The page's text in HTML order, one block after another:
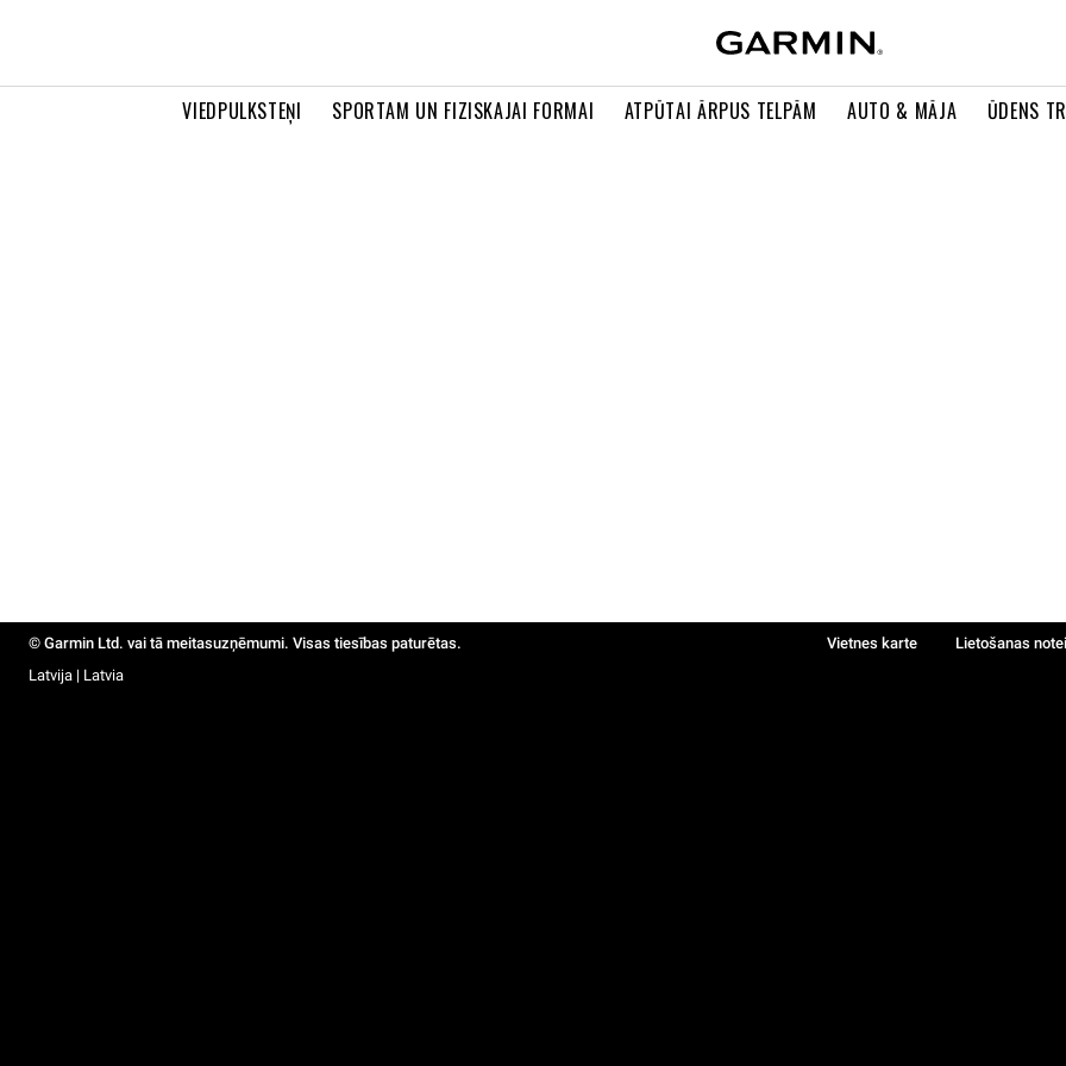
VIEDPULKSTEŅI SPORTAM UN FIZISKAJAI FORMAI ATPŪTAI ĀRPUS TELPĀM AUTO & MĀJA ŪDENS
© Garmin Ltd. vai tā meitasuzņēmumi. Visas tiesības paturētas. Vietnes karte Lietošanas
Latvija | Latvia